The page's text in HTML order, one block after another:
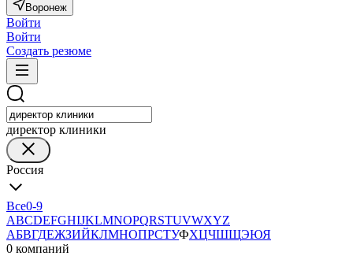
Воронеж
Войти
Войти
Создать резюме
директор клиники
Россия
Все0-9
ABCDEFGHIJKLMNOPQRSTUVWXYZ
АБВГДЕЖЗИЙКЛМНОПРСТУФХЦЧШЩЭЮЯ
0 компаний